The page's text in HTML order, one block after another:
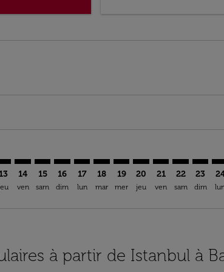
13 14
ven
15
sam
16
dim
17
lun
18
mar
19
mer
IST–BKO: cmp-
20
jeu
IST–BKO:
21
ven
22
sam
23
dim
à partir de Istanbul à